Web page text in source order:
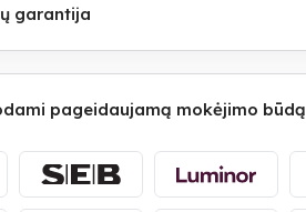
garantija
pageidaujamą mokėjimo būdą